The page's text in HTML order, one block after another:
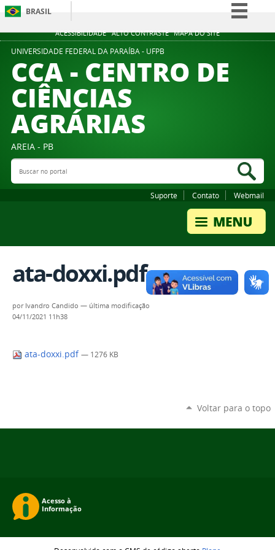
ACESSIBILIDADE ALTO CONTRASTE MAPA DO SITE
BRASIL
Simplifique!
Participe
UNIVERSIDADE FEDERAL DA PARAÍBA - UFPB
CCA - CENTRO DE
CIÊNCIAS
AGRÁRIAS
AREIA - PB
Buscar no portal
Suporte Contato Webmail
ata-doxxi.pdf
por Ivandro Candido — última modificação
04/11/2021 11h38
ata-doxxi.pdf — 1276 KB
Voltar para o topo